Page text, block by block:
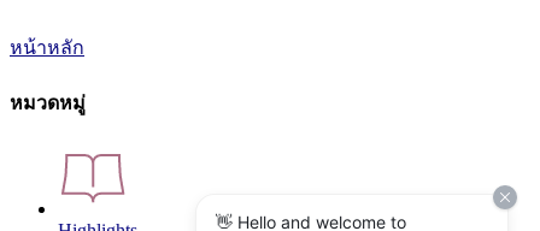
หน้าหลัก
หมวดหมู่
👋 Hello and welcome to